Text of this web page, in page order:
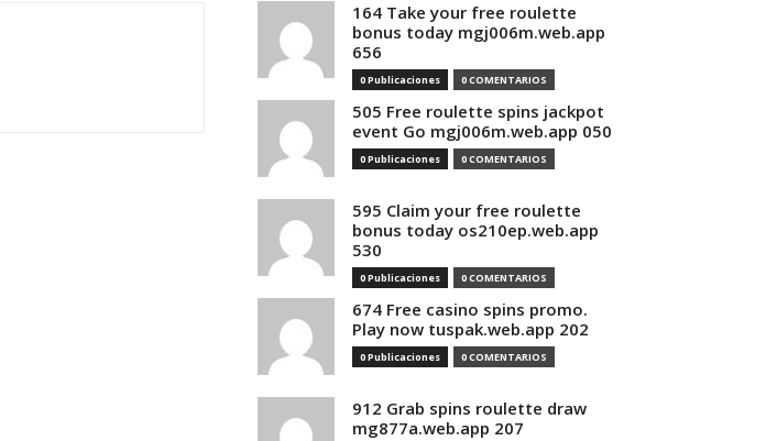
164 Take your free roulette
bonus today mgj006m.web.app
656
0 Publicaciones 0 COMENTARIOS
505 Free roulette spins jackpot
event Go mgj006m.web.app 050
0 Publicaciones 0 COMENTARIOS
595 Claim your free roulette
bonus today os210ep.web.app
530
0 Publicaciones 0 COMENTARIOS
674 Free casino spins promo.
Play now tuspak.web.app 202
0 Publicaciones 0 COMENTARIOS
912 Grab spins roulette draw
mg877a.web.app 207